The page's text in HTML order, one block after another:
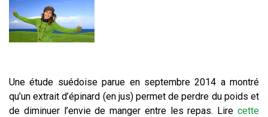
Une étude suédoise parue en septembre 2014 a montré
qu’un extrait d’épinard (en jus) permet de perdre du poids et
de diminuer l’envie de manger entre les repas. Lire cette